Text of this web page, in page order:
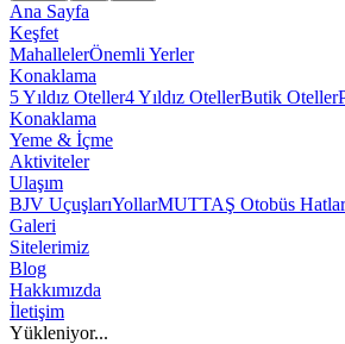
Ana Sayfa
Keşfet
MahallelerÖnemli Yerler
Konaklama
5 Yıldız Oteller4 Yıldız OtellerButik Oteller
Konaklama
Yeme & İçme
Aktiviteler
Ulaşım
BJV UçuşlarıYollarMUTTAŞ Otobüs
Galeri
Sitelerimiz
Blog
Hakkımızda
İletişim
Yükleniyor...